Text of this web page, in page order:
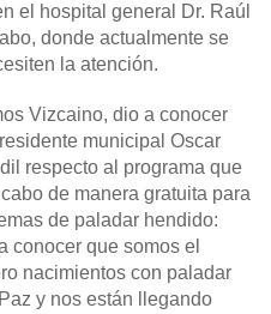
el hospital general Dr. Raúl
donde actualmente se
la atención.
Vizcaino, dio a conocer
municipal Oscar
respecto al programa que
de manera gratuita para
de paladar hendido:
conocer que somos el
nacimientos con paladar
y nos están llegando